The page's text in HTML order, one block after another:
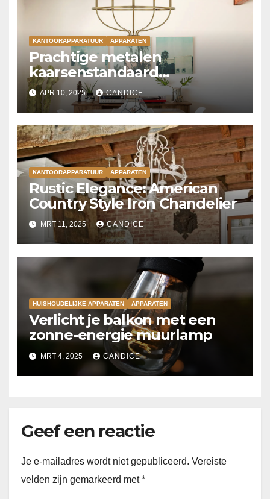
KANTOORAPPARATUUR APPARATEN
Prachtige metalen
kaarsenstandaard
kroonluchter
APR 10, 2025 CANDICE
KANTOORAPPARATUUR APPARATEN
Rustic Elegance: American
Country Style Iron Chandelier
MRT 11, 2025 CANDICE
HUISHOUDELIJKE APPARATEN APPARATEN
Verlicht je balkon met een
zonne-energie muurlamp
MRT 4, 2025 CANDICE
Geef een reactie
Je e-mailadres wordt niet gepubliceerd. Vereiste
velden zijn gemarkeerd met*